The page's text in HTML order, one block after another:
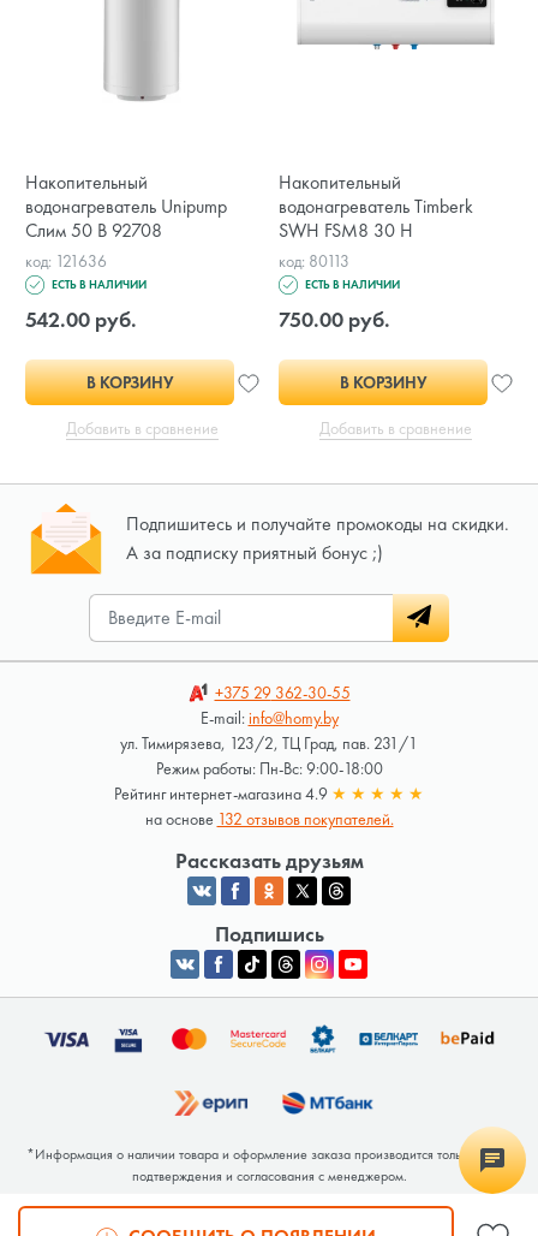
Накопительный
водонагреватель Unipump
Слим 50 В 92708
код: 121636
ЕСТЬ В НАЛИЧИИ
542.00 руб.
В КОРЗИНУ
Добавить в сравнение
Накопительный
водонагреватель Timberk
SWH FSM8 30 H
код: 80113
ЕСТЬ В НАЛИЧИИ
750.00 руб.
В КОРЗИНУ
Добавить в сравнение
Подпишитесь и получайте промокоды на скидки.
А за подписку приятный бонус ;)
+375 29362-30-55
E-mail:info@homy.by
ул. Тимирязева, 123/2, ТЦ Град, пав. 231/1
Режим работы: Пн-Вс: 9:00-18:00
Рейтинг интернет-магазина 4.9 ★ ★ ★ ★ ★
на основе 132 отзывов покупателей.
Рассказать друзьям
Подпишись
*Информация о наличии товара и оформление заказа производится только после
подтверждения и согласования с менеджером.
Общество с ограниченной ответственностью «Люкрай» Юридический адрес:
220062, г. Минск, ул. Тимирязева, дом 123, корп. 2, оф. 367/2 Почтовый адрес: